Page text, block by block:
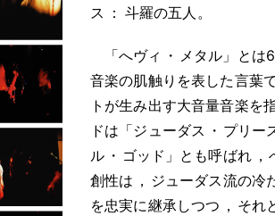
ス ： 斗羅の五人 。
「へヴィ ・ メタル」とは
音楽の肌触りを表した言葉
トが生み出す大音量音楽を
ドは「ジューダス ・ プリー
ル ・ ゴッド」とも呼ばれ ，
創性は ， ジューダス流の冷
を忠実に継承しつつ ， それ